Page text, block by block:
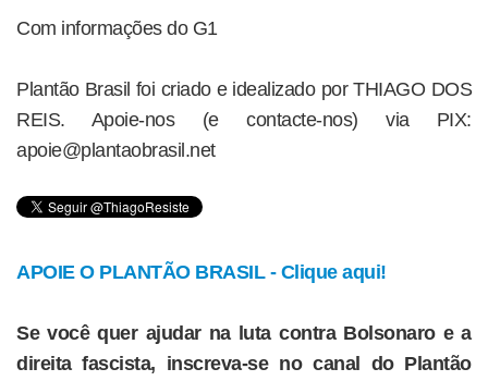
Com informações do G1
Plantão Brasil foi criado e idealizado por THIAGO DOS
REIS. Apoie-nos (e contacte-nos) via PIX:
apoie@plantaobrasil.net
APOIE O PLANTÃO BRASIL - Clique aqui!
Se você quer ajudar na luta contra Bolsonaro e a
direita fascista, inscreva-se no canal do Plantão